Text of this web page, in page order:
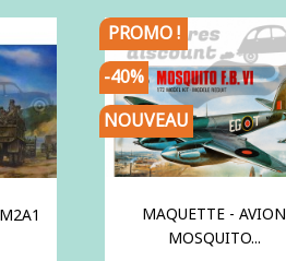
MAQUETTE - AVION
MOSQUITO...
PROMO !
-40%
NOUVEAU